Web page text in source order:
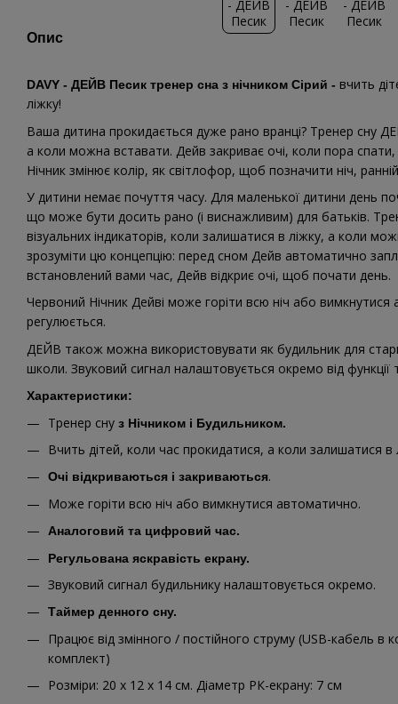
Опис
DAVY - ДЕЙВ Песик тренер сна з нічником Сірий - вчить
ліжку!
Ваша дитина прокидається дуже рано вранці? Тренер сну
а коли можна вставати. Дейв закриває очі, коли пора спати,
Нічник змінює колір, як світлофор, щоб позначити ніч,
У дитини немає почуття часу. Для маленької дитини день
що може бути досить рано (і виснажливим) для батьків.
візуальних індикаторів, коли залишатися в ліжку, а коли
зрозуміти цю концепцію: перед сном Дейв автоматично
встановлений вами час, Дейв відкриє очі, щоб почати день.
Червоний Нічник Дейві може горіти всю ніч або вимкнутися
регулюється.
ДЕЙВ також можна використовувати як будильник для
школи. Звуковий сигнал налаштовується окремо від функції
Характеристики:
Тренер сну з Нічником і Будильником.
Вчить дітей, коли час прокидатися, а коли залишатися в
Очі відкриваються і закриваються.
Може горіти всю ніч або вимкнутися автоматично.
Аналоговий та цифровий час.
Регульована яскравість екрану.
Звуковий сигнал будильнику налаштовується окремо.
Таймер денного сну.
Працює від змінного / постійного струму (USB-кабель в
комплект)
Розміри: 20 х 12 х 14 см. Діаметр РК-екрану: 7 см